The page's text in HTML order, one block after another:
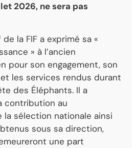
2026, ne sera pas
la FIF a exprimé sa «
» à l’ancien
pour son engagement, son
les services rendus durant
des Éléphants. Il a
contribution au
sélection nationale ainsi
sous sa direction,
une part